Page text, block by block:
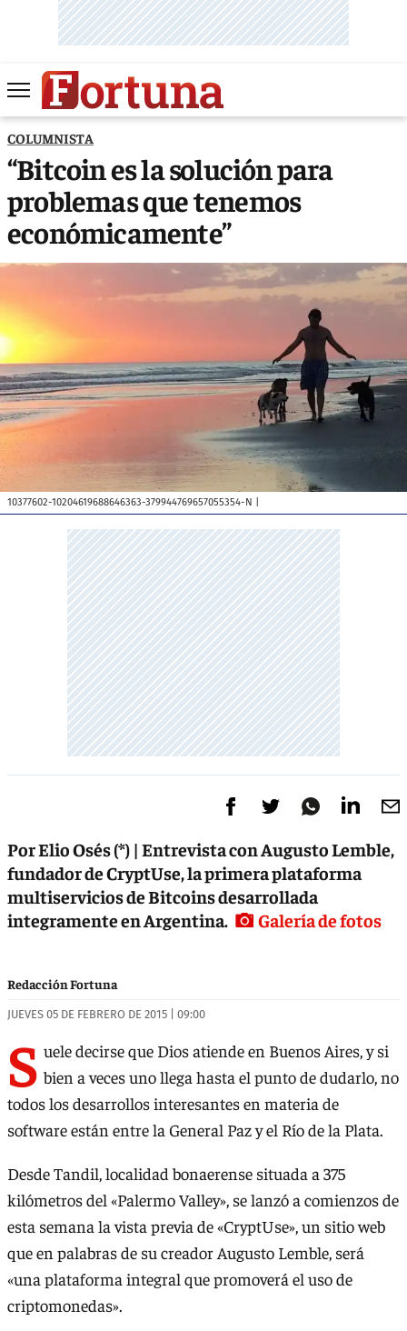
COLUMNISTA
“Bitcoin es la solución para
problemas que tenemos
económicamente”
10377602-10204619688646363-379944769657055354-N
Por Elio Osés (*) | Entrevista con Augusto Lemble,
fundador de CryptUse, la primera plataforma
multiservicios de Bitcoins desarrollada
integramente en Argentina.
Galería de fotos
Redacción Fortuna
JUEVES 05 DE FEBRERO DE 2015 | 09:00
S uele decirse que Dios atiende en Buenos Aires, y si
bien a veces uno llega hasta el punto de dudarlo, no
todos los desarrollos interesantes en materia de
software están entre la General Paz y el Río de la Plata.
Desde Tandil, localidad bonaerense situada a 375
kilómetros del «Palermo Valley», se lanzó a comienzos de
esta semana la vista previa de «CryptUse», un sitio web
que en palabras de su creador Augusto Lemble, será
«una plataforma integral que promoverá el uso de
criptomonedas».